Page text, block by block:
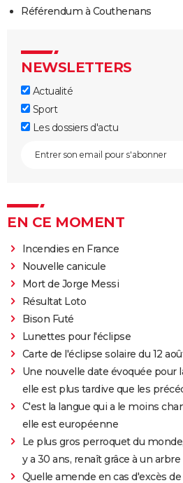
Référendum à Couthenans
NEWSLETTERS
Actualité
Sport
Les dossiers d'actu
EN CE MOMENT
Incendies en France
Nouvelle canicule
Mort de Jorge Messi
Résultat Loto
Bison Futé
Lunettes pour l'éclipse
Carte de l'éclipse solaire du 12
Une nouvelle date évoquée pour
elle est plus tardive que les
C'est la langue qui a le moins
elle est européenne
Le plus gros perroquet du
y a 30 ans, renaît grâce à un arbre
Quelle amende en cas d'excès